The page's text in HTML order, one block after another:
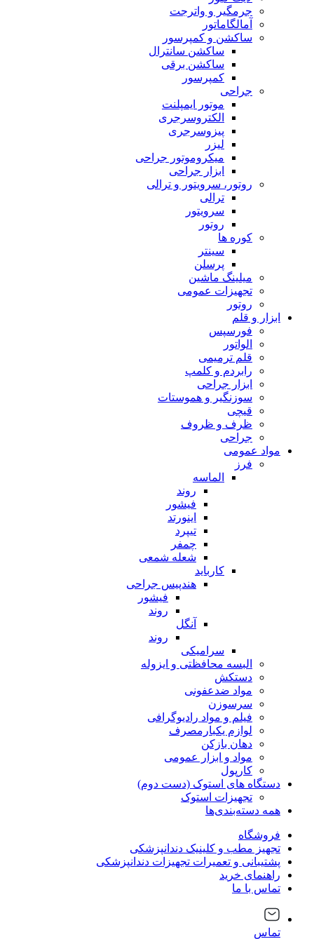
جرمگیر و واترجت
آمالگاماتور
ساکشن و کمپرسور
ساکشن سانترال
ساکشن برقی
کمپرسور
جراحی
موتور ایمپلنت
الکتروسرجری
پیزوسرجری
لیزر
میکروموتور جراحی
ابزار جراحی
روتور، سرویتور و ترالی
ترالی
سرویتور
روتور
کوره ها
سینتر
پرسلن
میلینگ ماشین
تجهیزات عمومی
روتور
ابزار و قلم
فورسپس
الواتور
قلم ترمیمی
رابردم و کلمپ
ابزار جراحی
سوزنگیر و هموستات
قیچی
ظرف و ظروف
جراحی
مواد عمومی
فرز
الماسه
روند
فیشور
اینورتد
تیپرد
چمفر
شعله شمعی
کارباید
هندپیس جراحی
فیشور
روند
آنگل
روند
سرامیکی
البسه محافظتی و ایزوله
دستکش
مواد ضدعفونی
سرسوزن
فیلم و مواد رادیوگرافی
لوازم یکبارمصرف
دهان بازکن
مواد و ابزار عمومی
کارپول
دستگاه های استوک (دست دوم)
تجهیزات استوک
همه دسته‌بندی‌ها
فروشگاه
تجهیز مطب و کلینیک دندانپزشکی
پشتیبانی و تعمیرات تجهیزات دندانپزشکی
راهنمای خرید
تماس با ما
تماس